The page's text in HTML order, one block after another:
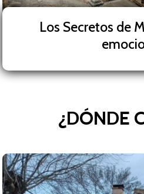
Los Secretos de
¿DÓNDE